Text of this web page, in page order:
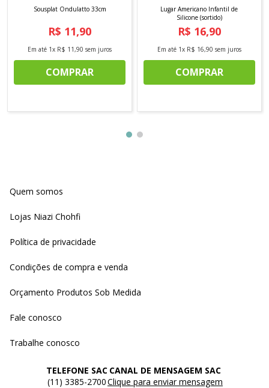
Sousplat Ondulatto 33cm
R$ 11,90
Em até 1x R$ 11,90 sem juros
COMPRAR
Lugar Americano Infantil de
Silicone (sortido)
R$ 16,90
Em até 1x R$ 16,90 sem juros
COMPRAR
Quem somos
Lojas Niazi Chohfi
Política de privacidade
Condições de compra e venda
Orçamento Produtos Sob Medida
Fale conosco
Trabalhe conosco
TELEFONE SAC
(11) 3385-2700
CANAL DE MENSAGEM SAC
Clique para enviar mensagem